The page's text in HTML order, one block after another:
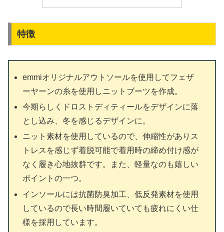
特徴
emmiオリジナルアウトソールを使用してフェザ
ーヤーンの糸を使用しニットブーツを作成。
今期らしくドロストディティールをデザインに落
とし込み、冬を感じるデザインに。
ニット素材を使用しているので、伸縮性がありス
トレスを感じず着脱可能で着用時の締め付け感が
なく履き心地抜群です。また、軽量なのも嬉しい
ポイントの一つ。
インソールには抗菌防臭加工、低反発素材を使用
しているので長い時間履いていても疲れにくい仕
様を採用しています。